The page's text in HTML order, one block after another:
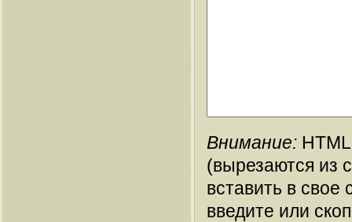
Внимание:
(вырезаются из
вставить в
введите или